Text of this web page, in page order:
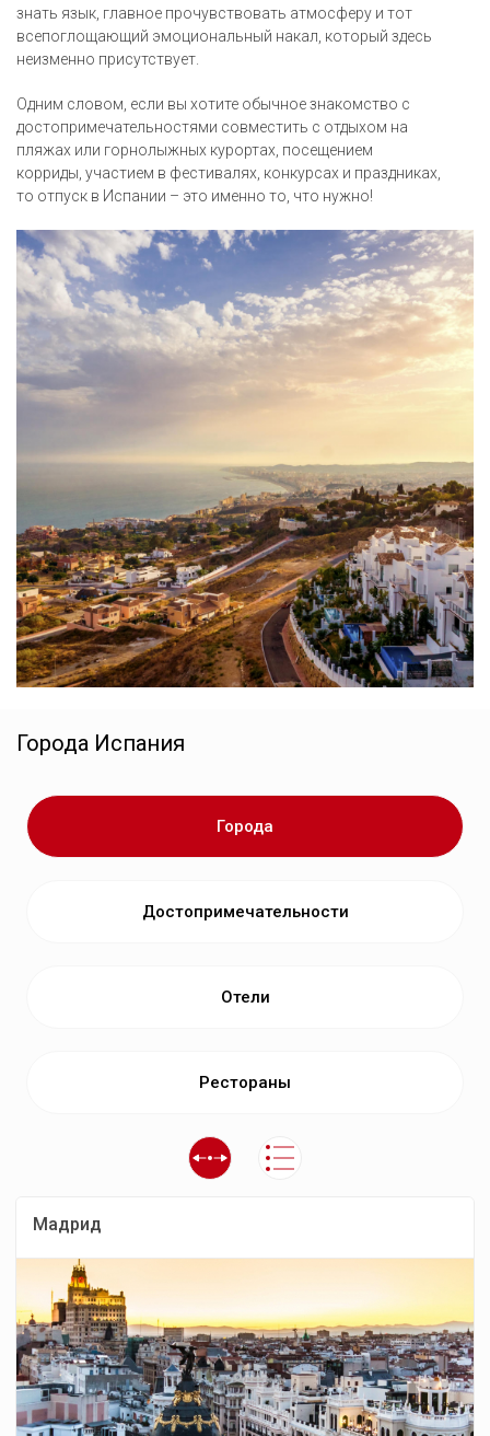
знать язык, главное прочувствовать атмосферу и тот
всепоглощающий эмоциональный накал, который здесь
неизменно присутствует.
Одним словом, если вы хотите обычное знакомство с
достопримечательностями совместить с отдыхом на
пляжах или горнолыжных курортах, посещением
корриды, участием в фестивалях, конкурсах и праздниках,
то отпуск в Испании – это именно то, что нужно!
Города Испания
Города
Достопримечательности
Отели
Рестораны
Мадрид